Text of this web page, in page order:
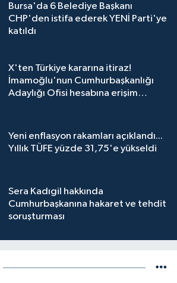
Bursa'da 6 Belediye Başkanı
CHP'den istifa ederek YENİ Parti'ye
katıldı
X'ten Türkiye kararına itiraz!
İmamoğlu'nun Cumhurbaşkanlığı
Adaylığı Ofisi hesabına erişim
Yeni enflasyon rakamları açıklandı...
Yıllık TÜFE yüzde 31,75'e yükseldi
Sera Kadıgil hakkında
Cumhurbaşkanına hakaret ve tehdit
soruşturması